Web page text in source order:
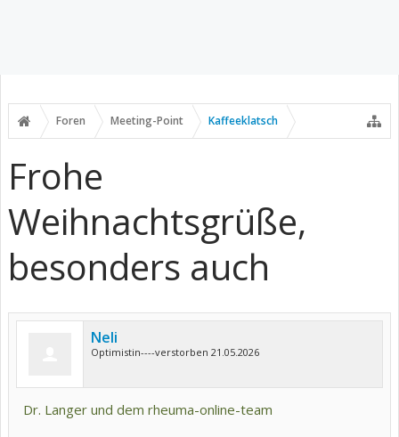
Foren Meeting-Point Kaffeeklatsch
Frohe
Weihnachtsgrüße,
besonders auch
Neli
Optimistin----verstorben 21.05.2026
Dr. Langer und dem rheuma-online-team